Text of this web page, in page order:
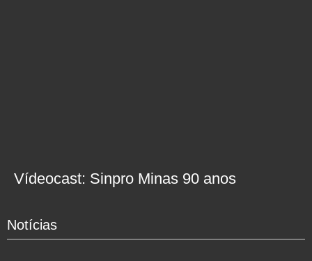
Vídeocast: Sinpro Minas 90 anos
Notícias